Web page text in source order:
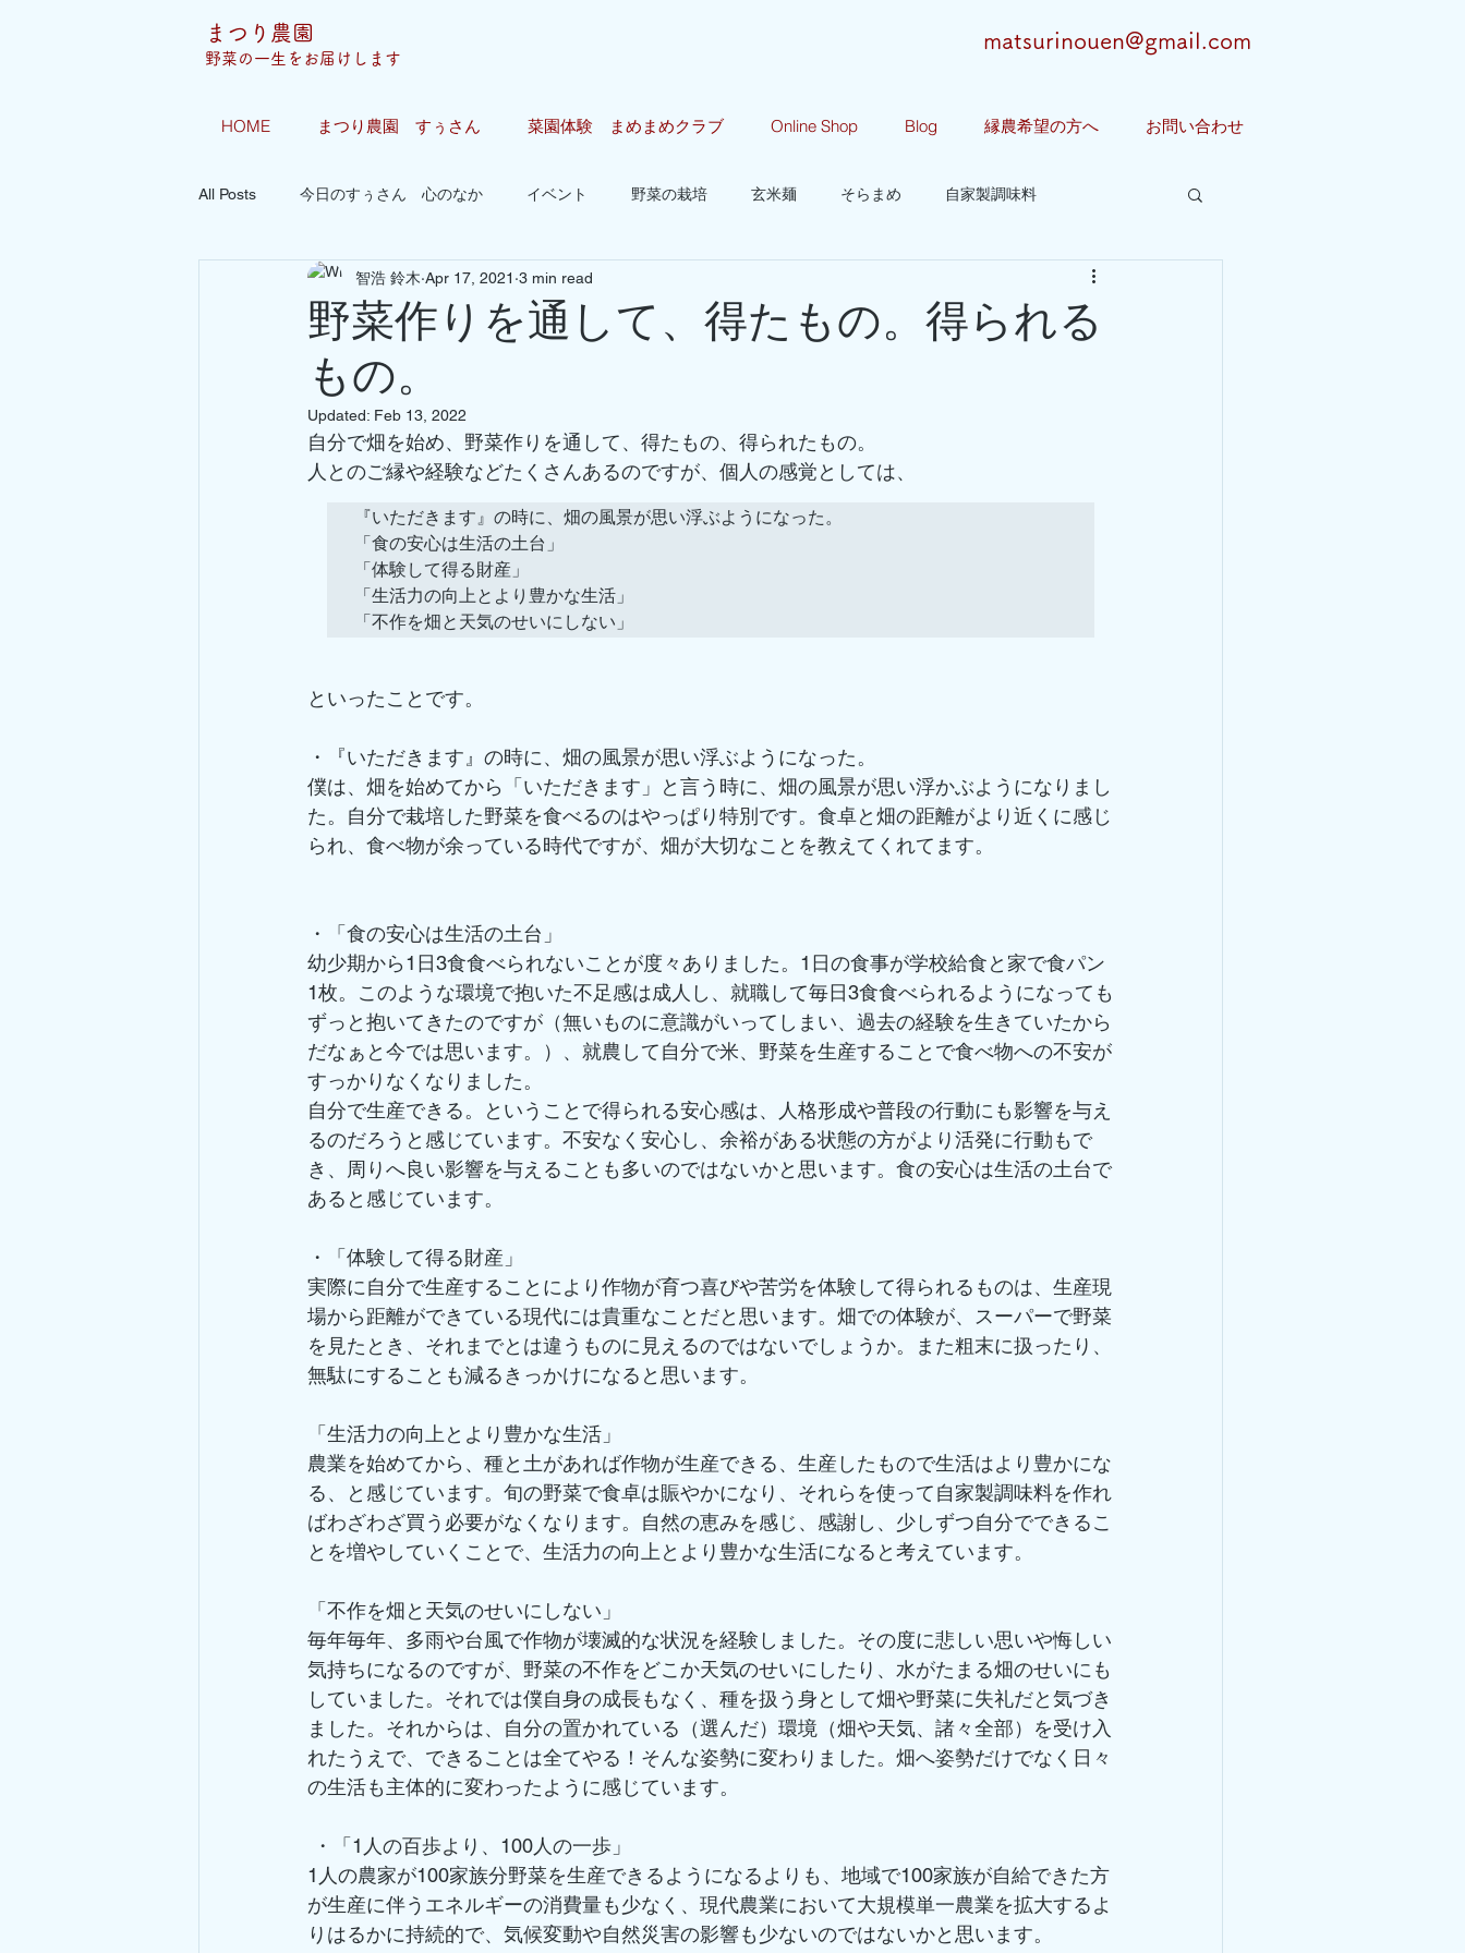
まつり農園
​野菜の一生をお届けします
matsurinouen@gmail.com
HOME まつり農園 すぅさん 菜園体験 まめまめクラブ Online Shop Blog 縁農希望の方へ お問い合わせ
All Posts 今日のすぅさん 心のなか イベント 野菜の栽培 玄米麺 そらまめ 自家製調味料
菜園体験 まめまめクラブ
野菜作りを通して、得たもの。得られる
もの。
智浩 鈴木 Apr 17, 2021 3 min read
Updated: Feb 13, 2022
自分で畑を始め、野菜作りを通して、得たもの、得られたもの。
人とのご縁や経験などたくさんあるのですが、個人の感覚としては、
​『いただきます』の時に、畑の風景が思い浮ぶようになった。
「食の安心は生活の土台」
「体験して得る財産」
「生活力の向上とより豊かな生活」
「不作を畑と天気のせいにしない」
といったことです。
・『いただきます』の時に、畑の風景が思い浮ぶようになった。
僕は、畑を始めてから「いただきます」と言う時に、畑の風景が思い浮かぶようになりまし
た。自分で栽培した野菜を食べるのはやっぱり特別です。食卓と畑の距離がより近くに感じ
られ、食べ物が余っている時代ですが、畑が大切なことを教えてくれてます。
・「食の安心は生活の土台」
幼少期から1日3食食べられないことが度々ありました。1日の食事が学校給食と家で食パン
1枚。このような環境で抱いた不足感は成人し、就職して毎日3食食べられるようになっても
ずっと抱いてきたのですが（無いものに意識がいってしまい、過去の経験を生きていたから
だなぁと今では思います。）、就農して自分で米、野菜を生産することで食べ物への不安が
すっかりなくなりました。
自分で生産できる。ということで得られる安心感は、人格形成や普段の行動にも影響を与え
るのだろうと感じています。不安なく安心し、余裕がある状態の方がより活発に行動もで
き、周りへ良い影響を与えることも多いのではないかと思います。食の安心は生活の土台で
あると感じています。
・「体験して得る財産」
実際に自分で生産することにより作物が育つ喜びや苦労を体験して得られるものは、生産現
場から距離ができている現代には貴重なことだと思います。畑での体験が、スーパーで野菜
を見たとき、それまでとは違うものに見えるのではないでしょうか。また粗末に扱ったり、
無駄にすることも減るきっかけになると思います。
「生活力の向上とより豊かな生活」
農業を始めてから、種と土があれば作物が生産できる、生産したもので生活はより豊かにな
る、と感じています。旬の野菜で食卓は賑やかになり、それらを使って自家製調味料を作れ
ばわざわざ買う必要がなくなります。自然の恵みを感じ、感謝し、少しずつ自分でできるこ
とを増やしていくことで、生活力の向上とより豊かな生活になると考えています。
「不作を畑と天気のせいにしない」
毎年毎年、多雨や台風で作物が壊滅的な状況を経験しました。その度に悲しい思いや悔しい
気持ちになるのですが、野菜の不作をどこか天気のせいにしたり、水がたまる畑のせいにも
していました。それでは僕自身の成長もなく、種を扱う身として畑や野菜に失礼だと気づき
ました。それからは、自分の置かれている（選んだ）環境（畑や天気、諸々全部）を受け入
れたうえで、できることは全てやる！そんな姿勢に変わりました。畑へ姿勢だけでなく日々
の生活も主体的に変わったように感じています。
・「1人の百歩より、100人の一歩」
1人の農家が100家族分野菜を生産できるようになるよりも、地域で100家族が自給できた方
が生産に伴うエネルギーの消費量も少なく、現代農業において大規模単一農業を拡大するよ
りはるかに持続的で、気候変動や自然災害の影響も少ないのではないかと思います。